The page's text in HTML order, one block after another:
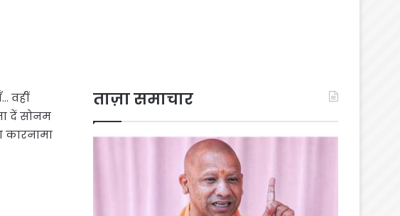
वहीं
दें सोनम
ताज़ा समाचार